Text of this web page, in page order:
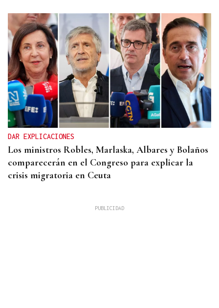
DAR EXPLICACIONES
Los ministros Robles, Marlaska, Albares y Bolaños
comparecerán en el Congreso para explicar la
crisis migratoria en Ceuta